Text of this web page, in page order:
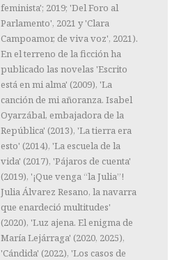
feminista'; 2019; 'Del Foro al
Parlamento', 2021 y 'Clara
Campoamor, de viva voz', 2021).
En el terreno de la ficción ha
publicado las novelas 'Escrito
está en mi alma' (2009), 'La
canción de mi añoranza. Isabel
Oyarzábal, embajadora de la
República' (2013), 'La tierra era
esto' (2014), 'La escuela de la
vida' (2017), 'Pájaros de cuenta'
(2019), '¡Que venga “la Julia”!
Julia Álvarez Resano, la navarra
que enardeció multitudes'
(2020), 'Luz ajena. El enigma de
María Lejárraga' (2020, 2025),
'Cándida' (2022), 'Los casos de